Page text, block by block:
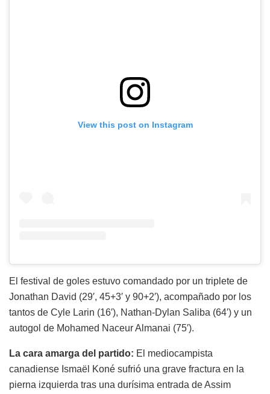
View this post on Instagram
El festival de goles estuvo comandado por un triplete de
Jonathan David (29′, 45+3′ y 90+2′), acompañado por los
tantos de Cyle Larin (16′), Nathan-Dylan Saliba (64′) y un
autogol de Mohamed Naceur Almanai (75′).
La cara amarga del partido: El mediocampista
canadiense Ismaël Koné sufrió una grave fractura en la
pierna izquierda tras una durísima entrada de Assim